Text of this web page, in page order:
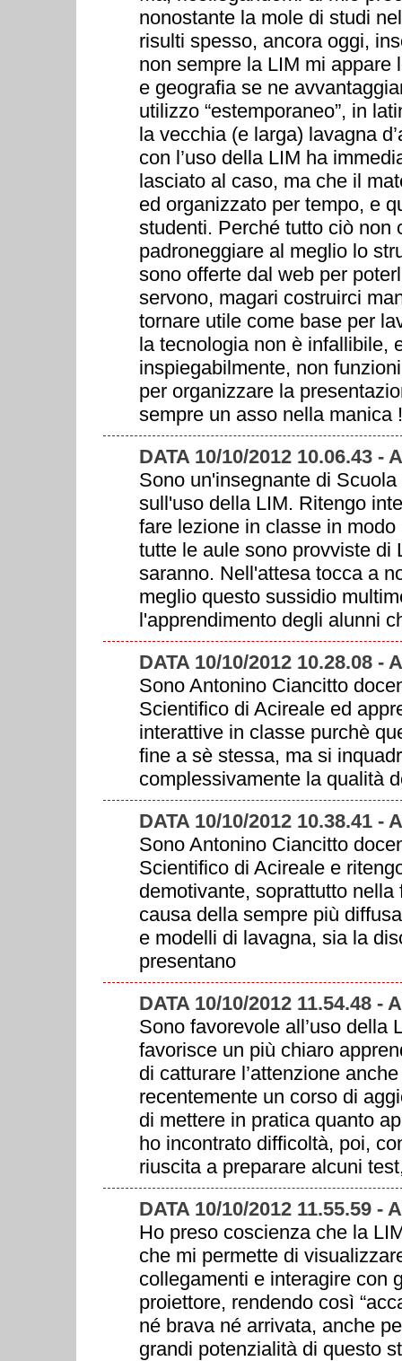
nonostante la mole di studi
risulti spesso, ancora oggi,
non sempre la LIM mi appare
e geografia se ne
utilizzo “estemporaneo”, in
la vecchia (e larga) lavagna
con l’uso della LIM ha
lasciato al caso, ma che il
ed organizzato per tempo, e
studenti. Perché tutto ciò non
padroneggiare al meglio lo
sono offerte dal web per
servono, magari costruirci
tornare utile come base per
la tecnologia non è infallibile,
inspiegabilmente, non
per organizzare la
sempre un asso nella manica
DATA 10/10/2012 10.06.43 -
Sono un'insegnante di
sull'uso della LIM. Ritengo
fare lezione in classe in
tutte le aule sono provviste di
saranno. Nell'attesa tocca a
meglio questo sussidio
l'apprendimento degli alunni
DATA 10/10/2012 10.28.08
Sono Antonino Ciancitto
Scientifico di Acireale ed
interattive in classe purchè
fine a sè stessa, ma si
complessivamente la qualità
DATA 10/10/2012 10.38.41
Sono Antonino Ciancitto
Scientifico di Acireale e
demotivante, soprattutto
causa della sempre più
e modelli di lavagna, sia la
presentano
DATA 10/10/2012 11.54.48 -
Sono favorevole all’uso della
favorisce un più chiaro
di catturare l’attenzione
recentemente un corso di
di mettere in pratica quanto
ho incontrato difficoltà, poi,
riuscita a preparare alcuni
DATA 10/10/2012 11.55.59 -
Ho preso coscienza che la
che mi permette di
collegamenti e interagire con
proiettore, rendendo così
né brava né arrivata, anche
grandi potenzialità di questo